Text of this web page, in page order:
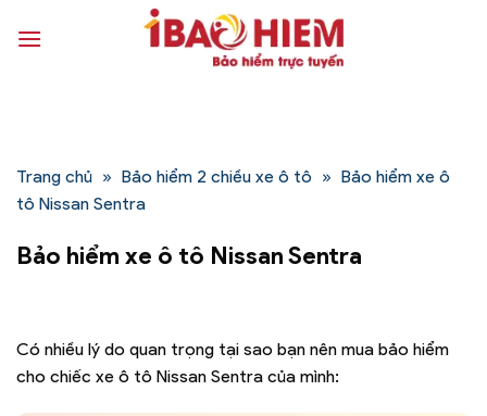
qua
Trang chủ » Bảo hiểm 2 chiều xe ô tô » Bảo hiểm xe ô
tô Nissan Sentra
Bảo hiểm xe ô tô Nissan Sentra
Có nhiều lý do quan trọng tại sao bạn nên mua bảo hiểm
cho chiếc xe ô tô Nissan Sentra của mình: